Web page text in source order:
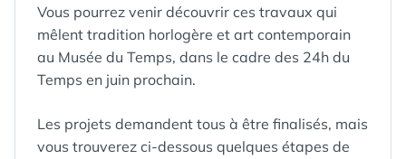
Vous pourrez venir découvrir ces travaux qui
mêlent tradition horlogère et art contemporain
au Musée du Temps, dans le cadre des 24h du
Temps en juin prochain.
Les projets demandent tous à être finalisés, mais
vous trouverez ci-dessous quelques étapes de